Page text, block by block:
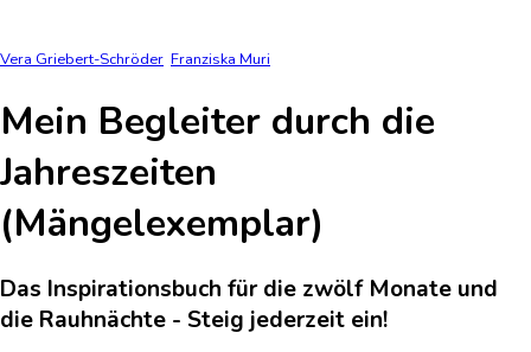
Vera Griebert-Schröder Franziska Muri
Mein Begleiter durch die
Jahreszeiten
(Mängelexemplar)
Das Inspirationsbuch für die zwölf Monate und
die Rauhnächte - Steig jederzeit ein!